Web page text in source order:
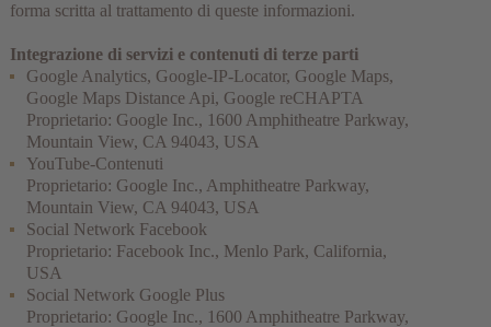
forma scritta al trattamento di queste informazioni.
Integrazione di servizi e contenuti di terze parti
Google Analytics, Google-IP-Locator, Google Maps,
Google Maps Distance Api, Google reCHAPTA
Proprietario: Google Inc., 1600 Amphitheatre Parkway,
Mountain View, CA 94043, USA
YouTube-Contenuti
Proprietario: Google Inc., Amphitheatre Parkway,
Mountain View, CA 94043, USA
Social Network Facebook
Proprietario: Facebook Inc., Menlo Park, California,
USA
Social Network Google Plus
Proprietario: Google Inc., 1600 Amphitheatre Parkway,